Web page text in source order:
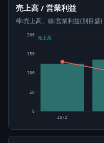
売上高 / 営業利益
棒:売上高、線:営業利益(別目盛)
0
50
100
150
200
25/2
売上高